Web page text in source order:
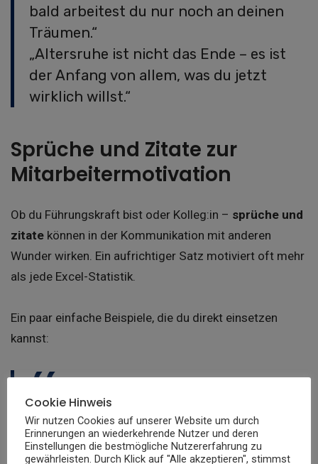
bald arbeitest du nur noch an deinen
Träumen.“
„Altersruhe ist nicht das Ende – es ist
der Anfang von allem, was du jetzt
wirklich willst.“
Sprüche und Zitate zur
Mitarbeitermotivation
Ob du Führungskraft bist oder Kolleg:in – sprüche und
zitate können in der Kommunikation mit anderen
Wunder wirken. Ein aufrichtiger Satz motiviert oft mehr
als jede Excel-Statistik.
Ein paar einfache Beispiele, die du direkt einsetzen
kannst:
„Mach heute etwas, worauf du morgen
stolz bist.“
„Fehler sind Beweise dafür, dass du es
Cookie Hinweis
Wir nutzen Cookies auf unserer Website um durch
Erinnerungen an wiederkehrende Nutzer und deren
Einstellungen die bestmögliche Nutzererfahrung zu
gewährleisten. Durch Klick auf "Alle akzeptieren", stimmst